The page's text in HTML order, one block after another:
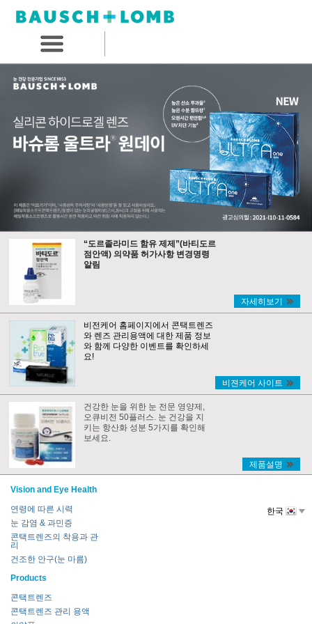
“도르졸라미드 함유 제제”(바티도르
점안액) 의약품 허가사항 변경명령
알림
자세히보기
비전케어 홈페이지에서 콘택트렌즈
와 렌즈 관리용액에 대한 제품 정보
와 함께 다양한 이벤트를 확인하세
요!
비젼케어 사이트
건강한 눈을 위한 눈 전문 영양제,
오큐비전 50플러스. 눈 건강을 지
키는 항산화 성분 5가지를 확인해
보세요.
제품설명
Vision and Eye Health
연령에 따른 시력
눈 감염 & 과민증
콘택트렌즈의 착용과 관
리
건조한 안구(눈 마름)
Products
콘택트렌즈
콘택트렌즈 관리 용액
한국